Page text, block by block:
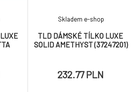
TLD DÁMSKÉ TÍLKO LUXE
SOLID AMETHYST (37247201)
Skladem e-shop
232.77 PLN